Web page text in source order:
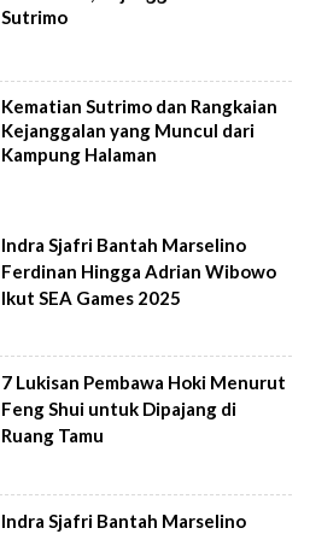
Sutrimo
Kematian Sutrimo dan Rangkaian
Kejanggalan yang Muncul dari
Kampung Halaman
Indra Sjafri Bantah Marselino
Ferdinan Hingga Adrian Wibowo
Ikut SEA Games 2025
7 Lukisan Pembawa Hoki Menurut
Feng Shui untuk Dipajang di
Ruang Tamu
Indra Sjafri Bantah Marselino